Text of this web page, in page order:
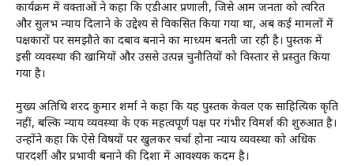
कार्यक्रम में वक्ताओं ने कहा कि एडीआर प्रणाली, जिसे आम जनता को त्वरित
और सुलभ न्याय दिलाने के उद्देश्य से विकसित किया गया था, अब कई मामलों में
पक्षकारों पर समझौते का दबाव बनाने का माध्यम बनती जा रही है। पुस्तक में
इसी व्यवस्था की खामियों और उससे उत्पन्न चुनौतियों को विस्तार से प्रस्तुत किया
गया है।
मुख्य अतिथि शरद कुमार शर्मा ने कहा कि यह पुस्तक केवल एक साहित्यिक कृति
नहीं, बल्कि न्याय व्यवस्था के एक महत्वपूर्ण पक्ष पर गंभीर विमर्श की शुरुआत है।
उन्होंने कहा कि ऐसे विषयों पर खुलकर चर्चा होना न्याय व्यवस्था को अधिक
पारदर्शी और प्रभावी बनाने की दिशा में आवश्यक कदम है।